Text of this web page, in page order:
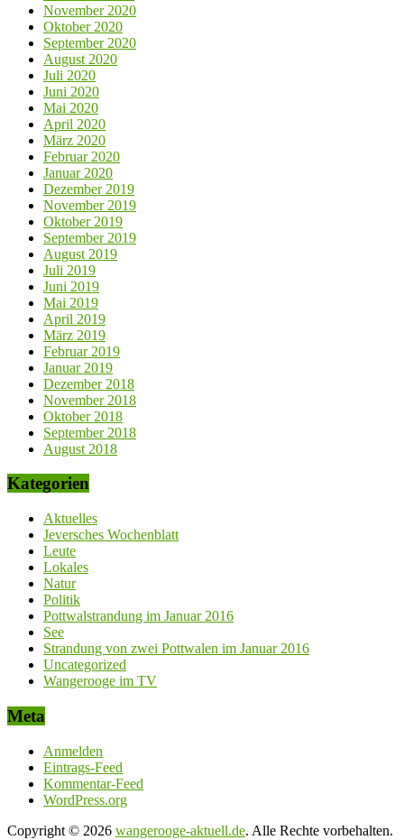
November 2020
Oktober 2020
September 2020
August 2020
Juli 2020
Juni 2020
Mai 2020
April 2020
März 2020
Februar 2020
Januar 2020
Dezember 2019
November 2019
Oktober 2019
September 2019
August 2019
Juli 2019
Juni 2019
Mai 2019
April 2019
März 2019
Februar 2019
Januar 2019
Dezember 2018
November 2018
Oktober 2018
September 2018
August 2018
Kategorien
Aktuelles
Jeversches Wochenblatt
Leute
Lokales
Natur
Politik
Pottwalstrandung im Januar 2016
See
Strandung von zwei Pottwalen im Januar 2016
Uncategorized
Wangerooge im TV
Meta
Anmelden
Eintrags-Feed
Kommentar-Feed
WordPress.org
Copyright © 2026 wangerooge-aktuell.de. Alle Rechte vorbehalten.